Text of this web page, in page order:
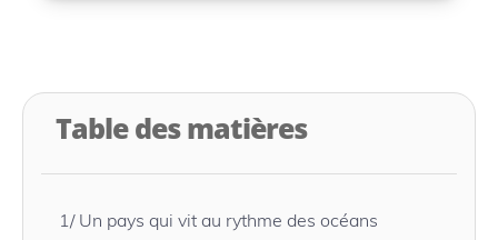
Table des matières
1/ Un pays qui vit au rythme des océans